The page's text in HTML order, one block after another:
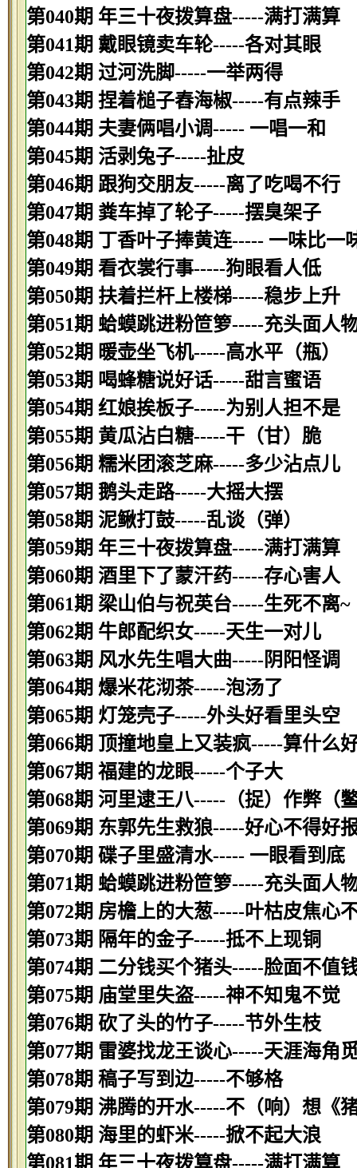
第040期 年三十夜拨算盘-----满打满算
第041期 戴眼镜卖车轮-----各对其眼
第042期 过河洗脚-----一举两得
第043期 捏着槌子舂海椒-----有点辣手
第044期 夫妻俩唱小调----- 一唱一和
第045期 活剥兔子-----扯皮
第046期 跟狗交朋友-----离了吃喝不行
第047期 粪车掉了轮子-----摆臭架子
第048期 丁香叶子捧黄连----- 一味比一
第049期 看衣裳行事-----狗眼看人低
第050期 扶着拦杆上楼梯-----稳步上升
第051期 蛤蟆跳进粉笸箩-----充头面人
第052期 暖壶坐飞机-----高水平（瓶）
第053期 喝蜂糖说好话-----甜言蜜语
第054期 红娘挨板子-----为别人担不是
第055期 黄瓜沾白糖-----干（甘）脆
第056期 糯米团滚芝麻-----多少沾点儿
第057期 鹅头走路-----大摇大摆
第058期 泥鳅打鼓-----乱谈（弹）
第059期 年三十夜拨算盘-----满打满算
第060期 酒里下了蒙汗药-----存心害人
第061期 梁山伯与祝英台-----生死不离~
第062期 牛郎配织女-----天生一对儿
第063期 风水先生唱大曲-----阴阳怪调
第064期 爆米花沏茶-----泡汤了
第065期 灯笼壳子-----外头好看里头空
第066期 顶撞地皇上又装疯-----算什么
第067期 福建的龙眼-----个子大
第068期 河里逮王八-----（捉）作弊（
第069期 东郭先生救狼-----好心不得好
第070期 碟子里盛清水----- 一眼看到底
第071期 蛤蟆跳进粉笸箩-----充头面人
第072期 房檐上的大葱-----叶枯皮焦心
第073期 隔年的金子-----抵不上现铜
第074期 二分钱买个猪头-----脸面不值
第075期 庙堂里失盗-----神不知鬼不觉
第076期 砍了头的竹子-----节外生枝
第077期 雷婆找龙王谈心-----天涯海角
第078期 稿子写到边-----不够格
第079期 沸腾的开水-----不（响）想《
第080期 海里的虾米-----掀不起大浪
第081期 年三十夜拨算盘-----满打满算